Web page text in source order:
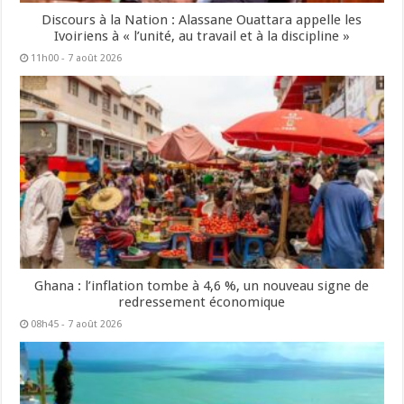
Discours à la Nation : Alassane Ouattara appelle les
Ivoiriens à « l’unité, au travail et à la discipline »
11h00 - 7 août 2026
Ghana : l’inflation tombe à 4,6 %, un nouveau signe de
redressement économique
08h45 - 7 août 2026